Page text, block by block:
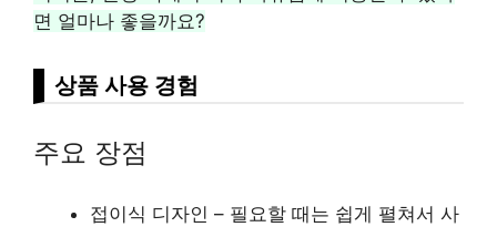
면 얼마나 좋을까요?
상품 사용 경험
주요 장점
접이식 디자인 – 필요할 때는 쉽게 펼쳐서 사